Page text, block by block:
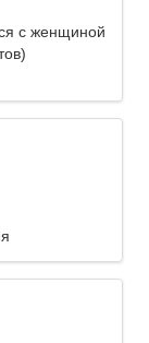
с женщиной